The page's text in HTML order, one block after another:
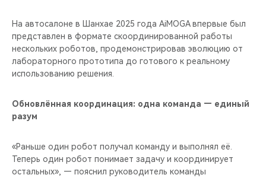
На автосалоне в Шанхае 2025 года AiMOGA впервые был
представлен в формате скоординированной работы
нескольких роботов, продемонстрировав эволюцию от
лабораторного прототипа до готового к реальному
использованию решения.
Обновлённая координация: одна команда — единый
разум
«Раньше один робот получал команду и выполнял её.
Теперь один робот понимает задачу и координирует
остальных», — пояснил руководитель команды